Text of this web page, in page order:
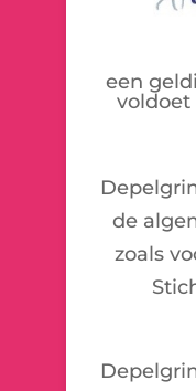
een
voldoet
de
zoals